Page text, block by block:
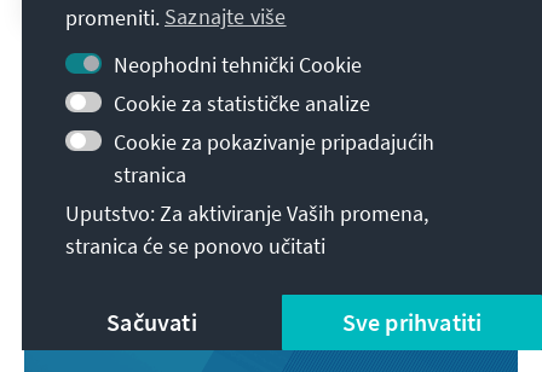
Kliknite, da bi se otvorio sadržaj.
Ili prilagodite Vaše postavke za Cookie zaštiti
promeniti. Saznajte više
Neophodni tehnički Cookie
Cookie za statističke analize
Cookie za pokazivanje pripadajućih
stranica
Uputstvo: Za aktiviranje Vaših promena,
stranica će se ponovo učitati
Sačuvati Sve prihvatiti